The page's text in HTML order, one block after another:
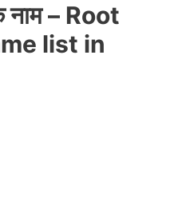
नाम – Root
list in